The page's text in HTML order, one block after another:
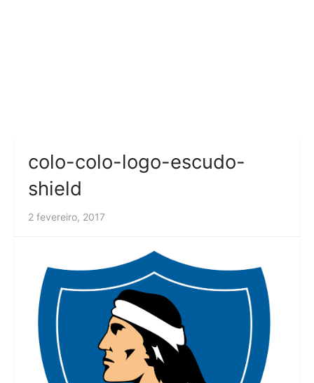
colo-colo-logo-escudo-
shield
2 fevereiro, 2017